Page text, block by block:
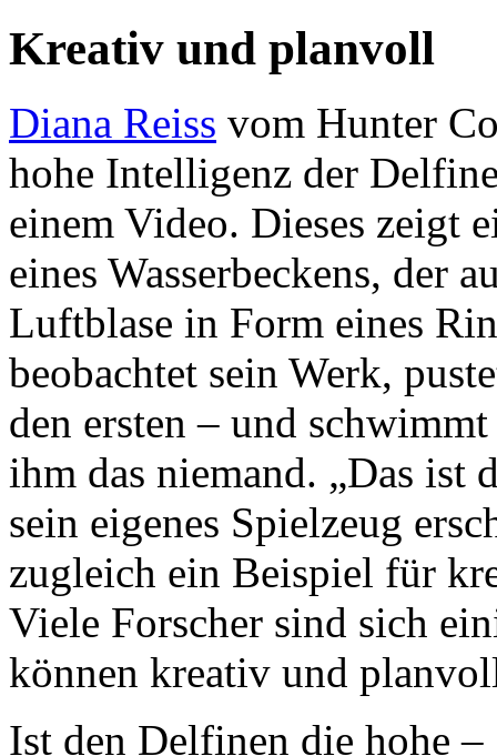
Kreativ und planvoll
Diana Reiss vom Hunter
hohe Intelligenz der
einem Video. Dieses zeigt
eines Wasserbeckens, der
Luftblase in Form eines
beobachtet sein Werk,
den ersten – und
ihm das niemand. „Das ist
sein eigenes Spielzeug
zugleich ein Beispiel für
Viele Forscher sind sich
können kreativ und
Ist den Delfinen die hohe –